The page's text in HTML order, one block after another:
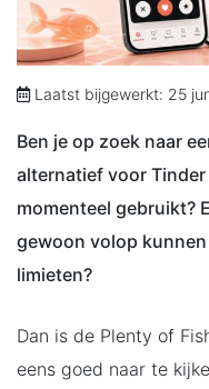
Laatst bijgewerkt: 25
Ben je op zoek naar
alternatief voor
momenteel gebruikt?
gewoon volop
limieten?
Dan is de Plenty of
eens goed naar te